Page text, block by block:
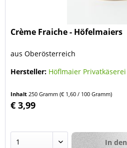
Crème Fraiche - Höfelmaiers
aus Oberösterreich
Hersteller: Höflmaier Privatkäserei
Inhalt250 Gramm(€ 1,60 / 100 Gramm)
€ 3,99
In den